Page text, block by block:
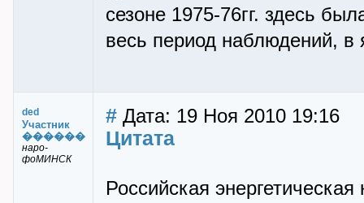
сезоне 1975-76гг. здесь
весь период наблюдений, в
ded
Участник
������
наро-
фоМИНСК
# Дата: 19 Ноя 2010 19:16
Цитата
Российская